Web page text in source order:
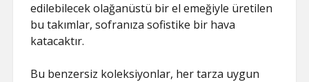
edilebilecek olağanüstü bir el emeğiyle üretilen
bu takımlar, sofranıza sofistike bir hava
katacaktır.
Bu benzersiz koleksiyonlar, her tarza uygun